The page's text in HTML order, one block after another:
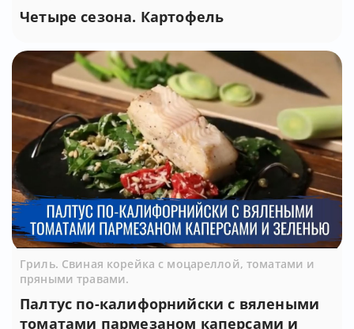
Четыре сезона. Картофель
Гриль. Свиная корейка с моцареллой, томатами и
пряными травами.
Палтус по-калифорнийски с вялеными
томатами пармезаном каперсами и